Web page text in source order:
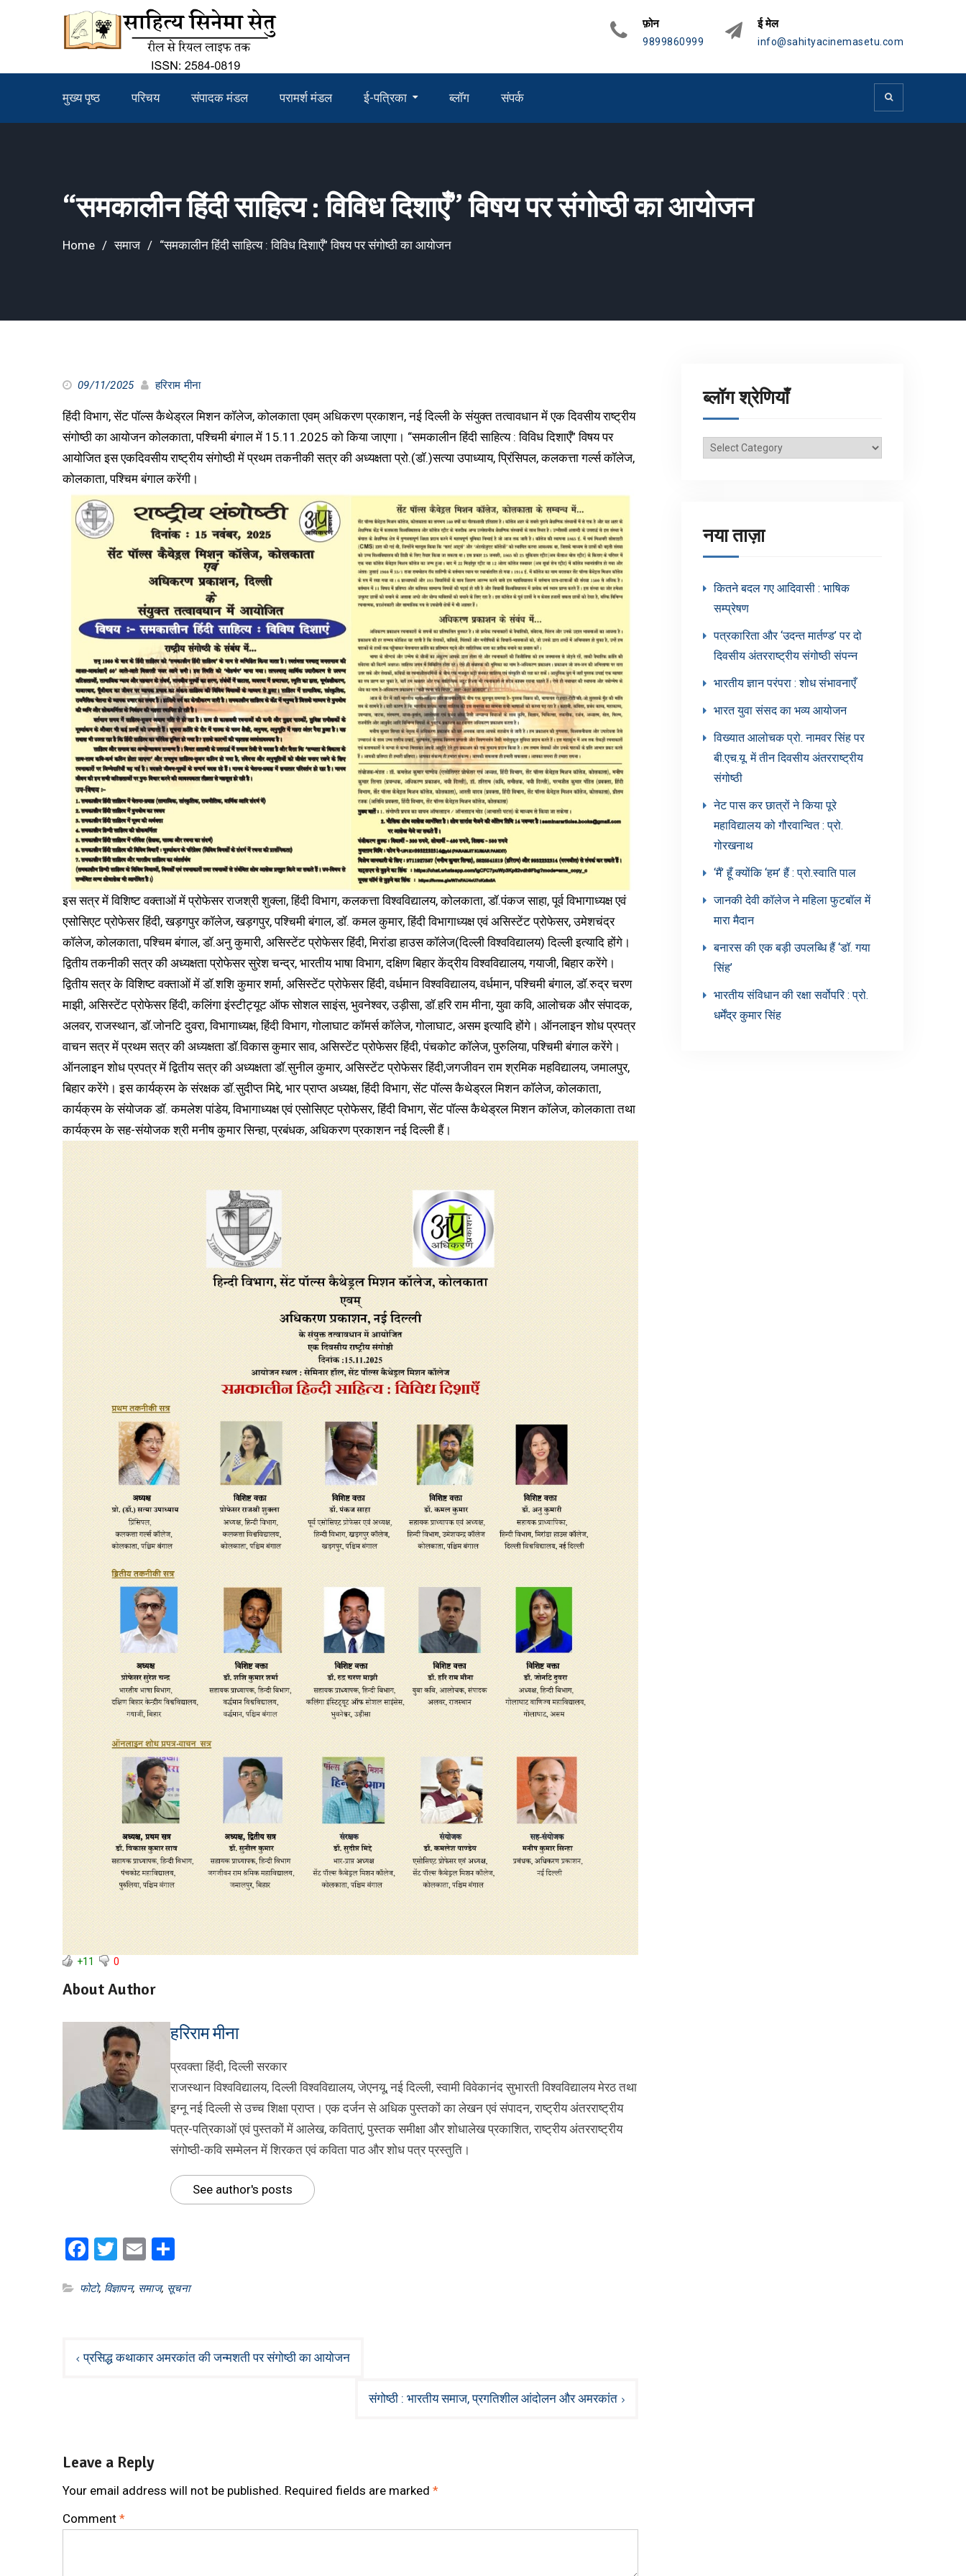
फ़ोन
9899860999
ई मेल
info@sahityacinemasetu.com
मुख्य पृष्ठ परिचय संपादक मंडल परामर्श मंडल ई-पत्रिका ब्लॉग संपर्क
“समकालीन हिंदी साहित्य : विविध दिशाएँ” विषय पर संगोष्ठी का आयोजन
Home समाज “समकालीन हिंदी साहित्य : विविध दिशाएँ” विषय पर संगोष्ठी का आयोजन
09/11/2025 हरिराम मीना
हिंदी विभाग, सेंट पॉल्स कैथेड्रल मिशन कॉलेज, कोलकाता एवम् अधिकरण प्रकाशन, नई दिल्ली के संयुक्त तत्वावधान में एक दिवसीय राष्ट्रीय
संगोष्ठी का आयोजन कोलकाता, पश्चिमी बंगाल में 15.11.2025 को किया जाएगा। “समकालीन हिंदी साहित्य : विविध दिशाएँ” विषय पर
आयोजित इस एकदिवसीय राष्ट्रीय संगोष्ठी में प्रथम तकनीकी सत्र की अध्यक्षता प्रो.(डॉ.)सत्या उपाध्याय, प्रिंसिपल, कलकत्ता गर्ल्स कॉलेज,
कोलकाता, पश्चिम बंगाल करेंगी।
इस सत्र में विशिष्ट वक्ताओं में प्रोफेसर राजश्री शुक्ला, हिंदी विभाग, कलकत्ता विश्वविद्यालय, कोलकाता, डॉ.पंकज साहा, पूर्व विभागाध्यक्ष एवं
एसोसिएट प्रोफेसर हिंदी, खड़गपुर कॉलेज, खड़गपुर, पश्चिमी बंगाल, डॉ. कमल कुमार, हिंदी विभागाध्यक्ष एवं असिस्टेंट प्रोफेसर, उमेशचंद्र
कॉलेज, कोलकाता, पश्चिम बंगाल, डॉ.अनु कुमारी, असिस्टेंट प्रोफेसर हिंदी, मिरांडा हाउस कॉलेज(दिल्ली विश्वविद्यालय) दिल्ली इत्यादि होंगे।
द्वितीय तकनीकी सत्र की अध्यक्षता प्रोफेसर सुरेश चन्द्र, भारतीय भाषा विभाग, दक्षिण बिहार केंद्रीय विश्वविद्यालय, गयाजी, बिहार करेंगे।
द्वितीय सत्र के विशिष्ट वक्ताओं में डॉ.शशि कुमार शर्मा, असिस्टेंट प्रोफेसर हिंदी, वर्धमान विश्वविद्यालय, वर्धमान, पश्चिमी बंगाल, डॉ.रुद्र चरण
माझी, असिस्टेंट प्रोफेसर हिंदी, कलिंगा इंस्टीट्यूट ऑफ सोशल साइंस, भुवनेश्वर, उड़ीसा, डॉ.हरि राम मीना, युवा कवि, आलोचक और संपादक,
अलवर, राजस्थान, डॉ.जोनटि दुवरा, विभागाध्यक्ष, हिंदी विभाग, गोलाघाट कॉमर्स कॉलेज, गोलाघाट, असम इत्यादि होंगे। ऑनलाइन शोध प्रपत्र
वाचन सत्र में प्रथम सत्र की अध्यक्षता डॉ.विकास कुमार साव, असिस्टेंट प्रोफेसर हिंदी, पंचकोट कॉलेज, पुरुलिया, पश्चिमी बंगाल करेंगे।
ऑनलाइन शोध प्रपत्र में द्वितीय सत्र की अध्यक्षता डॉ.सुनील कुमार, असिस्टेंट प्रोफेसर हिंदी,जगजीवन राम श्रमिक महविद्यालय, जमालपुर,
बिहार करेंगे। इस कार्यक्रम के संरक्षक डॉ.सुदीप्त मिद्दे, भार प्राप्त अध्यक्ष, हिंदी विभाग, सेंट पॉल्स कैथेड्रल मिशन कॉलेज, कोलकाता,
कार्यक्रम के संयोजक डॉ. कमलेश पांडेय, विभागाध्यक्ष एवं एसोसिएट प्रोफेसर, हिंदी विभाग, सेंट पॉल्स कैथेड्रल मिशन कॉलेज, कोलकाता तथा
कार्यक्रम के सह-संयोजक श्री मनीष कुमार सिन्हा, प्रबंधक, अधिकरण प्रकाशन नई दिल्ली हैं।
+11 0
About Author
हरिराम मीना
प्रवक्ता हिंदी, दिल्ली सरकार
राजस्थान विश्वविद्यालय, दिल्ली विश्वविद्यालय, जेएनयू, नई दिल्ली, स्वामी विवेकानंद सुभारती विश्वविद्यालय मेरठ तथा
इग्नू नई दिल्ली से उच्च शिक्षा प्राप्त। एक दर्जन से अधिक पुस्तकों का लेखन एवं संपादन, राष्ट्रीय अंतरराष्ट्रीय
पत्र-पत्रिकाओं एवं पुस्तकों में आलेख, कविताएं, पुस्तक समीक्षा और शोधालेख प्रकाशित, राष्ट्रीय अंतरराष्ट्रीय
संगोष्ठी-कवि सम्मेलन में शिरकत एवं कविता पाठ और शोध पत्र प्रस्तुति।
See author's posts
Facebook
Twitter
Email
फोटो, विज्ञापन, समाज, सूचना
Postप्रसिद्ध कथाकार अमरकांत की जन्मशती पर संगोष्ठी का आयोजन
संगोष्ठी : भारतीय समाज, प्रगतिशील आंदोलन और अमरकांत
Leave a Reply
Your email address will not be published. Required fields are marked *
Comment *
ब्लॉग श्रेणियाँ
ब्लॉग
नया ताज़ा
कितने बदल गए आदिवासी : भाषिक
सम्प्रेषण
पत्रकारिता और ‘उदन्त मार्तण्ड’ पर दो
दिवसीय अंतरराष्ट्रीय संगोष्ठी संपन्न
भारतीय ज्ञान परंपरा : शोध संभावनाएँ
भारत युवा संसद का भव्य आयोजन
विख्यात आलोचक प्रो. नामवर सिंह पर
बी.एच.यू. में तीन दिवसीय अंतरराष्ट्रीय
संगोष्ठी
नेट पास कर छात्रों ने किया पूरे
महाविद्यालय को गौरवान्वित : प्रो.
गोरखनाथ
‘मैं’ हूँ क्योंकि ‘हम’ हैं : प्रो.स्वाति पाल
जानकी देवी कॉलेज ने महिला फुटबॉल में
मारा मैदान
बनारस की एक बड़ी उपलब्धि हैं ‘डॉ. गया
सिंह’
भारतीय संविधान की रक्षा सर्वोपरि : प्रो.
धर्मेंद्र कुमार सिंह